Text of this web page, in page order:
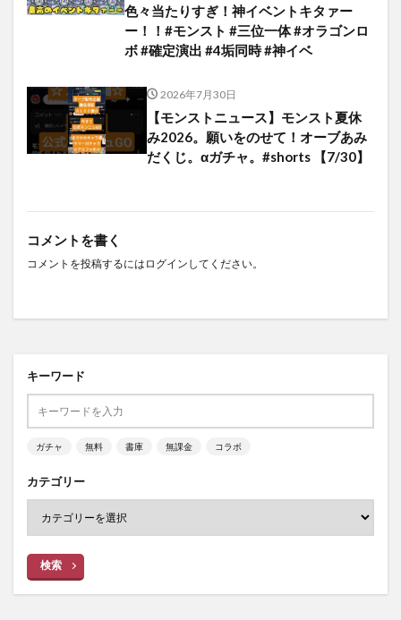
色々当たりすぎ！神イベントキタァー
ー！！#モンスト #三位一体 #オラゴンロ
ボ #確定演出 #4垢同時 #神イベ
2026年7月30日
【モンストニュース】モンスト夏休
み2026。願いをのせて！オーブあみ
だくじ。αガチャ。#shorts 【7/30】
コメントを書く
コメントを投稿するには ログイン してください。
キーワード
ガチャ 無料 書庫 無課金 コラボ
カテゴリー
検索